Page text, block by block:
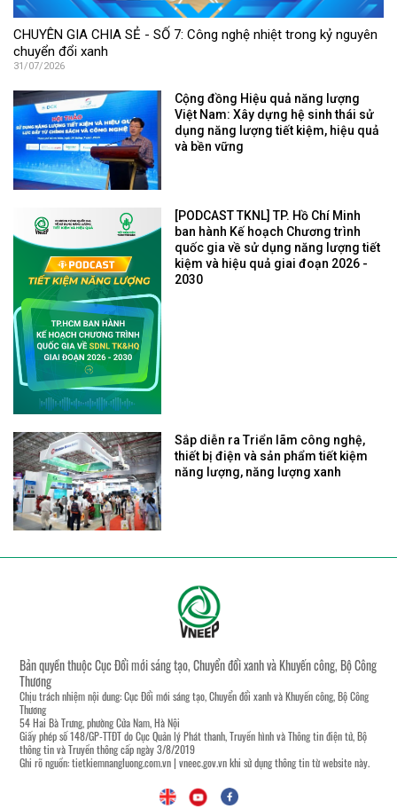
CHUYÊN GIA CHIA SẺ - SỐ 7: Công nghệ nhiệt trong kỷ nguyên
chuyển đổi xanh
31/07/2026
Cộng đồng Hiệu quả năng lượng
Việt Nam: Xây dựng hệ sinh thái sử
dụng năng lượng tiết kiệm, hiệu quả
và bền vững
[PODCAST TKNL] TP. Hồ Chí Minh
ban hành Kế hoạch Chương trình
quốc gia về sử dụng năng lượng tiết
kiệm và hiệu quả giai đoạn 2026 -
2030
Sắp diễn ra Triển lãm công nghệ,
thiết bị điện và sản phẩm tiết kiệm
năng lượng, năng lượng xanh
Bản quyền thuộc Cục Đổi mới sáng tạo, Chuyển đổi xanh và Khuyến công, Bộ Công
Thương
Chịu trách nhiệm nội dung: Cục Đổi mới sáng tạo, Chuyển đổi xanh và Khuyến công, Bộ Công
Thương
54 Hai Bà Trưng, phường Cửa Nam, Hà Nội
Giấy phép số 148/GP-TTĐT do Cục Quản lý Phát thanh, Truyền hình và Thông tin điện tử, Bộ
thông tin và Truyền thông cấp ngày 3/8/2019
Ghi rõ nguồn:tietkiemnangluong.com.vn| vneec.gov.vnkhi sử dụng thông tin từ website này.